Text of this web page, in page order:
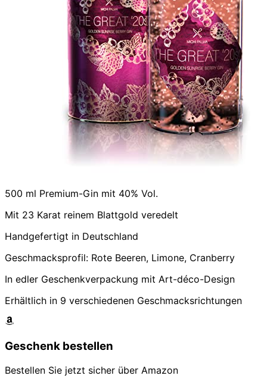
500 ml Premium-Gin mit 40% Vol.
Mit 23 Karat reinem Blattgold veredelt
Handgefertigt in Deutschland
Geschmacksprofil: Rote Beeren, Limone, Cranberry
In edler Geschenkverpackung mit Art-déco-Design
Erhältlich in 9 verschiedenen Geschmacksrichtungen
Geschenk bestellen
Bestellen Sie jetzt sicher über Amazon